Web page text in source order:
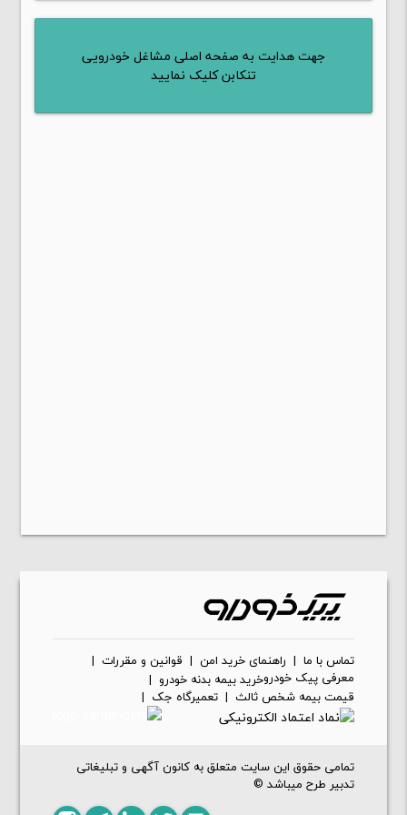
جهت هدایت به صفحه اصلی مشاغل خودرویی
تنکابن کلیک نمایید
تماس با ما| راهنمای خرید امن| قوانین و مقررات|
معرفی پیک خودروخرید بیمه بدنه خودرو|
قیمت بیمه شخص ثالث| تعمیرگاه جک |
تمامی حقوق این سایت متعلق به کانون آگهی و تبلیغاتی
تدبیر طرح میباشد ©